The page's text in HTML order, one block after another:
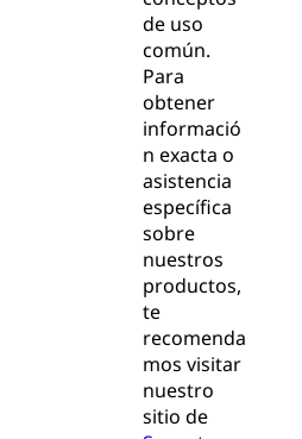
de uso
común.
Para
obtener
informació
n exacta o
asistencia
específica
sobre
nuestros
productos,
te
recomenda
mos visitar
nuestro
sitio de